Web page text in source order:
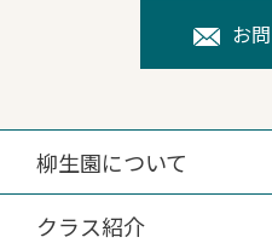
お
柳生園について
クラス紹介